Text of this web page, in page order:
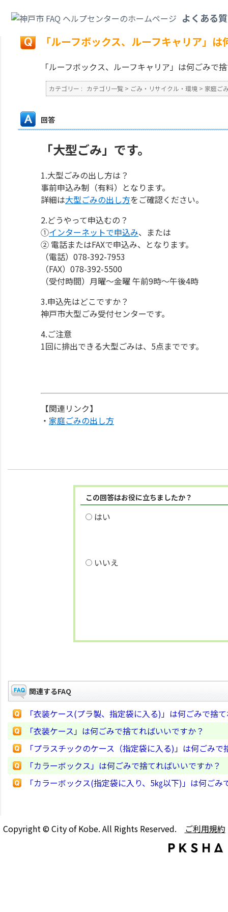
よくある
戻る
「ルーフボックス、ルーフキャリア」
「ルーフボックス、ルーフキャリア」は何ごみで
カテゴリー : カテゴリ一覧 > ごみ・リサイクル・環境 > 家庭ご
回答
「大型ごみ」です。
1.大型ごみの出し方は？
事前申込み制（有料）となります。
詳細は大型ごみの出し方をご確認ください。
2.どうやって申込むの？
①インターネットで申込み、または
② 電話またはFAXで申込み、となります。
（電話）078-392-7953
（FAX）078-392-5500
（受付時間）月曜～金曜 午前9時～午後4時
3.申込先はどこですか？
神戸市大型ごみ受付センターです。
4.ご注意
1回に排出できる大型ごみは、5点までです。
【関連リンク】
・ 家庭ごみの出し方
この回答はお役に立ちましたか？
はい
いいえ
関連するFAQ
「衣装ケース(プラ製、指定袋に入る)」は何ごみで捨
「衣装ケース」は何ごみで捨てればいいですか？
「プラスチックのケース（指定袋に入る)」は何ごみ
「カラーボックス」は何ごみで捨てればいいですか？
「カラーボックス(指定袋に入り、5㎏以下)」は何ご
Copyright © City of Kobe. All Rights Reserved. ご利用規約